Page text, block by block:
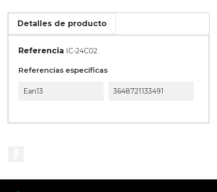
Detalles de producto
Referencia IC-24C02
Referencias específicas
Ean13 3648721133491